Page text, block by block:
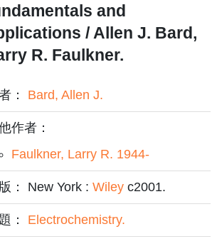
and
/ Allen J. Bard,
R. Faulkner.
： Bard, Allen J.
作者：
Faulkner, Larry R. 1944-
： New York :Wiley c2001.
： Electrochemistry.